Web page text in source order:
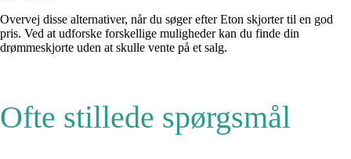
Overvej disse alternativer, når du søger efter Eton skjorter til en god
pris. Ved at udforske forskellige muligheder kan du finde din
drømmeskjorte uden at skulle vente på et salg.
Ofte stillede spørgsmål